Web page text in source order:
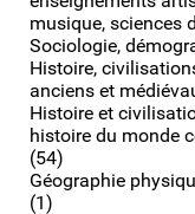
musique, sciences
Sociologie,
Histoire,
anciens et
Histoire et
histoire du monde
(54)
Géographie
(1)